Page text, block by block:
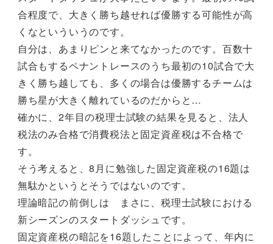
合程度で、大きく勝ち越せれば優勝する可能性が高
くなといういうのです。
自分は、あまりピンと来てなかったのです。百数十
試合もするペナントレースのうち最初の10試合で大
きく勝ち越しても、多くの場合は優勝するチームは
勝ち星が大きく離れているのだからと…
確かに、2年目の税理士試験の結果を見ると、法人
税法のみ合格で消費税法と固定資産税は不合格で
す。
そう考えると、8月に勉強した固定資産税の16題は
無駄かというとそうではないのです。
理論暗記の前倒しは まさに、税理士試験における
新シーズンのスタートダッシュです。
固定資産税の暗記を16題したことによって、年内に